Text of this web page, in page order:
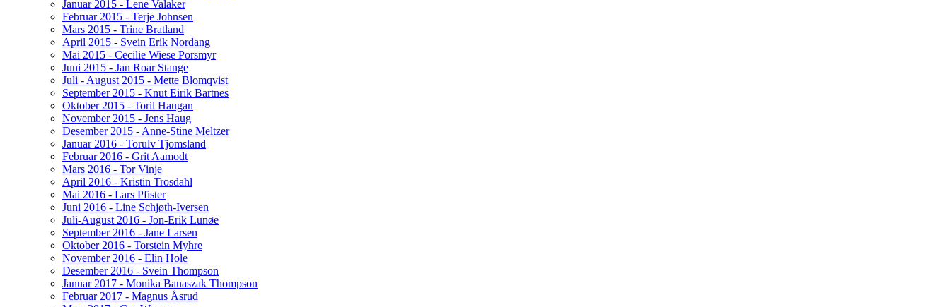
Januar 2015 - Lene Valaker
Februar 2015 - Terje Johnsen
Mars 2015 - Trine Bratland
April 2015 - Svein Erik Nordang
Mai 2015 - Cecilie Wiese Porsmyr
Juni 2015 - Jan Roar Stange
Juli - August 2015 - Mette Blomqvist
September 2015 - Knut Eirik Bartnes
Oktober 2015 - Toril Haugan
November 2015 - Jens Haug
Desember 2015 - Anne-Stine Meltzer
Januar 2016 - Torulv Tjomsland
Februar 2016 - Grit Aamodt
Mars 2016 - Tor Vinje
April 2016 - Kristin Trosdahl
Mai 2016 - Lars Pfister
Juni 2016 - Line Schjøth-Iversen
Juli-August 2016 - Jon-Erik Lunøe
September 2016 - Jane Larsen
Oktober 2016 - Torstein Myhre
November 2016 - Elin Hole
Desember 2016 - Svein Thompson
Januar 2017 - Monika Banaszak Thompson
Februar 2017 - Magnus Åsrud